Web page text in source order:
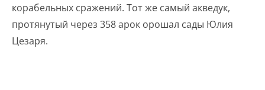
корабельных сражений. Тот же самый акведук,
протянутый через 358 арок орошал сады Юлия
Цезаря.